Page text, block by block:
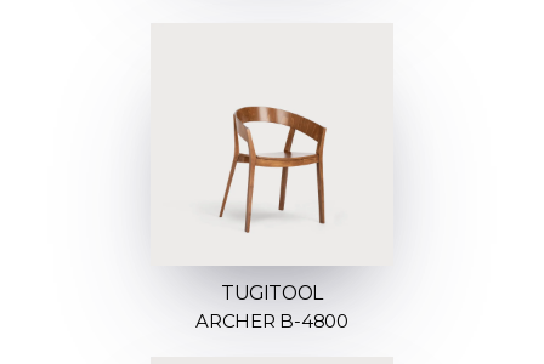
TUGITOOL
ARCHER B-4800